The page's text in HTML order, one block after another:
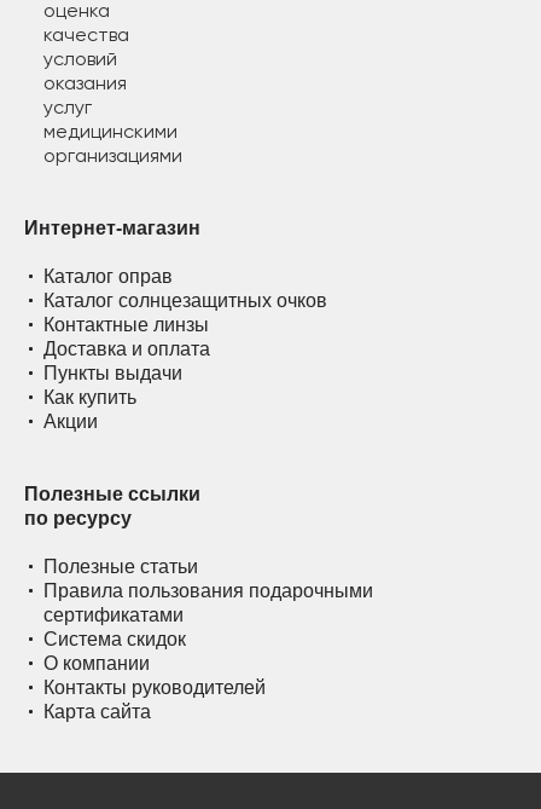
Интернет-магазин
Каталог оправ
Каталог солнцезащитных очков
Контактные линзы
Доставка и оплата
Пункты выдачи
Как купить
Акции
Полезные ссылки
по ресурсу
Полезные статьи
Правила пользования подарочными
сертификатами
Система скидок
О компании
Контакты руководителей
Карта сайта